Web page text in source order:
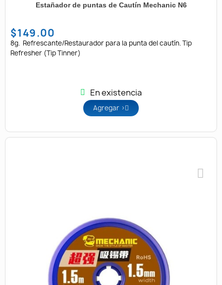
Agregar >
Estañador de puntas de Cautín Mechanic N6
$149.00
8g. Refrescante/Restaurador para la punta del cautín. Tip
Refresher (Tip Tinner)
En existencia